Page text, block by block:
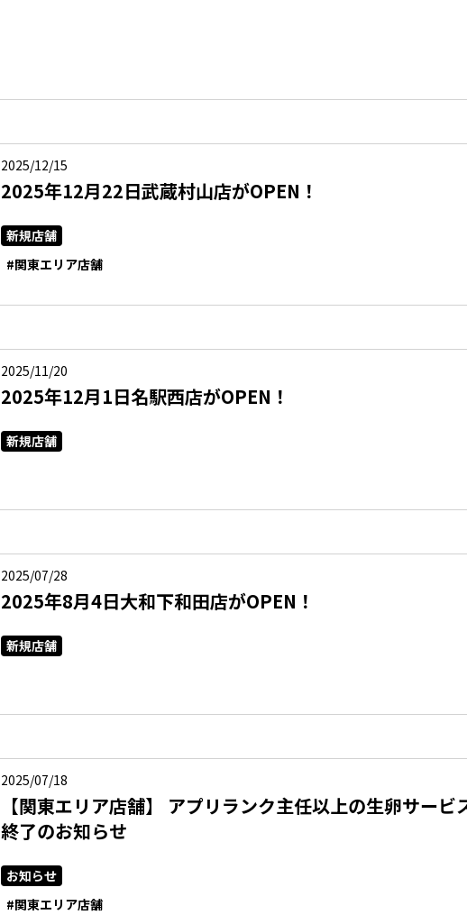
2025/12/15
2025年12月22日武蔵村山店がOPEN！
新規店舗
#関東エリア店舗
2025/11/20
2025年12月1日名駅西店がOPEN！
新規店舗
2025/07/28
2025年8月4日大和下和田店がOPEN！
新規店舗
2025/07/18
【関東エリア店舗】 アプリランク主任以上の生卵サービ
終了のお知らせ
お知らせ
#関東エリア店舗